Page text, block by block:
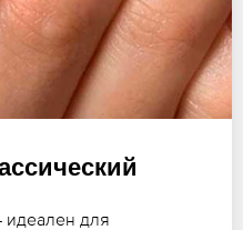
для